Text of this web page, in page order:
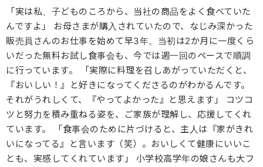
「実は私、子どものころから、当社の商品をよく食べていた
んですよ」 お母さまが購入されていたので、なじみ深かった
販売員さんのお仕事を始めて早3年。当初は2か月に一度くら
いだった無料お試し食事会も、今では週一回のペースで順調
に行っています。 「実際に料理を召しあがっていただくと、
『おいしい！』と好きになってくださるのがわかるんです。
それがうれしくて、『やってよかった』と思えます」 コツコ
ツと努力を積み重ねる姿を、ご家族が理解し、応援してくれ
ています。 「食事会のために片づけると、主人は『家がきれ
いになってる』と言います（笑）。おいしくて健康にいいこ
とも、実感してくれています」 小学校高学年の娘さんも大フ